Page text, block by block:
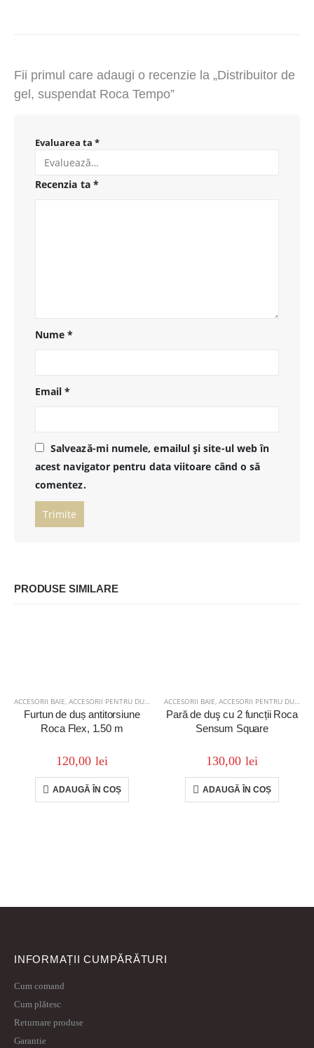
Fii primul care adaugi o recenzie la „Distribuitor de
gel, suspendat Roca Tempo”
Evaluarea ta *
Recenzia ta *
Nume*
Email*
Salvează-mi numele, emailul și site-ul web în
acest navigator pentru data viitoare când o să
comentez.
PRODUSE SIMILARE
ACCESORII BAIE ACCESORII PENTRU DUȘ , BAIE
Furtun de duș antitorsiune
Roca Flex, 1.50 m
120,00 lei
ADAUGĂ ÎN COȘ
ACCESORII BAIE ACCESORII PENTRU DUȘ ,
Pară de duş cu 2 funcții Roca
Sensum Square
130,00 lei
ADAUGĂ ÎN COȘ
INFORMAȚII CUMPĂRĂTURI
Cum comand
Cum plătesc
Returnare produse
Garantie